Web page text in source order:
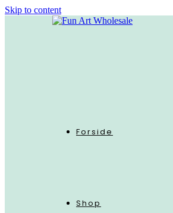
Skip to content
Forside
Shop